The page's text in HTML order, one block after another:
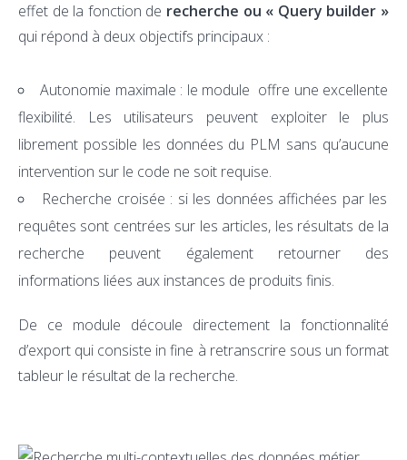
effet de la fonction de recherche ou « Query builder »
qui répond à deux objectifs principaux :
Autonomie maximale : le module offre une excellente
flexibilité. Les utilisateurs peuvent exploiter le plus
librement possible les données du PLM sans qu’aucune
intervention sur le code ne soit requise.
Recherche croisée : si les données affichées par les
requêtes sont centrées sur les articles, les résultats de la
recherche peuvent également retourner des
informations liées aux instances de produits finis.
De ce module découle directement la fonctionnalité
d’export qui consiste in fine à retranscrire sous un format
tableur le résultat de la recherche.